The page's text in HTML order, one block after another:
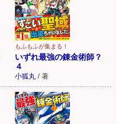
もふもふが集まる！
いずれ最強の錬金術師？
４
小狐丸 / 著